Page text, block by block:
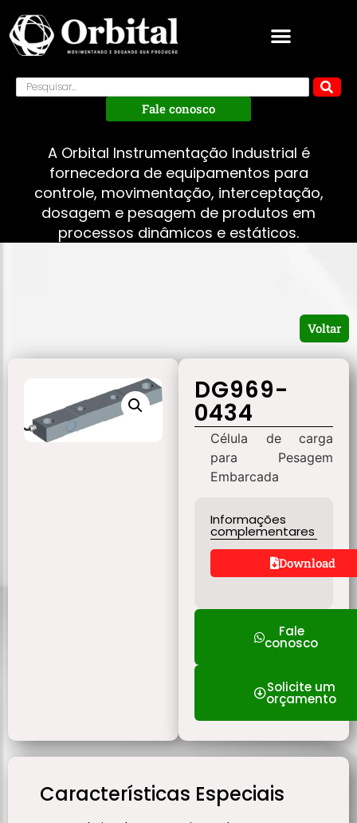
Fale conosco
A Orbital Instrumentação Industrial é
fornecedora de equipamentos para
controle, movimentação, interceptação,
dosagem e pesagem de produtos em
processos dinâmicos e estáticos.
Voltar
DG969-
0434
Célula de carga
para Pesagem
Embarcada
Informações
complementares
Download
Fale
conosco
Solicite um
orçamento
Características Especiais